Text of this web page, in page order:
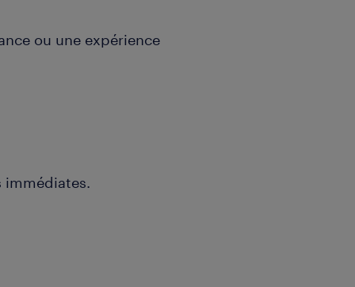
ou une expérience
immédiates.
vous accompagner